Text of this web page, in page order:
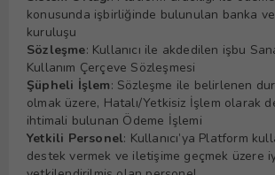
konusunda işbirliğinde bulunulan banka
kuruluşu
Sözleşme: Kullanıcı ile akdedilen işbu
Kullanım Çerçeve Sözleşmesi
Şüpheli İşlem: Sözleşme ile belirlenen
olmak üzere, Hatalı/Yetkisiz İşlem olarak
ihtimali bulunan Ödeme İşlemi
Yetkili Personel: Kullanıcı’ya Platform
destek vermek ve iletişime geçmek üzere